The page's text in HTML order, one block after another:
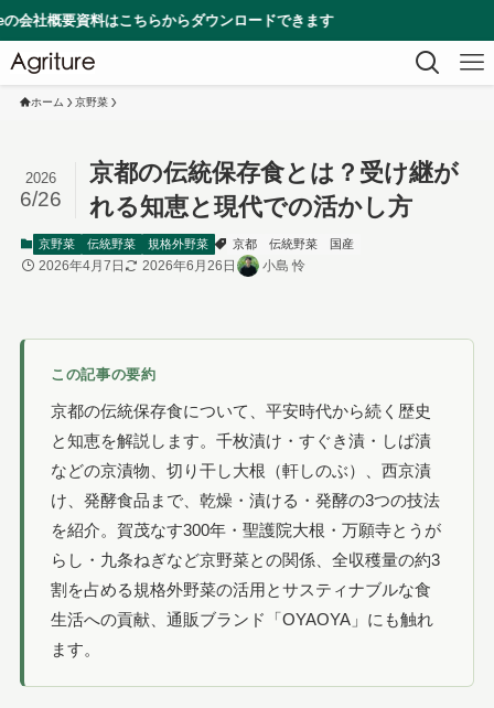
ちらからダウンロードできます
ホーム 京野菜
京都の伝統保存食とは？受け継が
れる知恵と現代での活かし方
2026
6/26
京野菜 伝統野菜 規格外野菜 京都 伝統野菜 国産
2026年4月7日 2026年6月26日 小島 怜
この記事の要約
京都の伝統保存食について、平安時代から続く歴史
と知恵を解説します。千枚漬け・すぐき漬・しば漬
などの京漬物、切り干し大根（軒しのぶ）、西京漬
け、発酵食品まで、乾燥・漬ける・発酵の3つの技法
を紹介。賀茂なす300年・聖護院大根・万願寺とうが
らし・九条ねぎなど京野菜との関係、全収穫量の約3
割を占める規格外野菜の活用とサスティナブルな食
生活への貢献、通販ブランド「OYAOYA」にも触れ
ます。